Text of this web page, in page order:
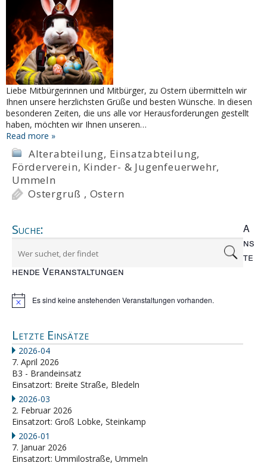
Liebe Mitbürgerinnen und Mitbürger, zu Ostern übermitteln wir
Ihnen unsere herzlichsten Grüße und besten Wünsche. In diesen
besonderen Zeiten, die uns alle vor Herausforderungen gestellt
haben, möchten wir Ihnen unseren…
Read more »
Alterabteilung, Einsatzabteilung,
Förderverein, Kinder- & Jugenfeuerwehr,
Ummeln
Ostergruß , Ostern
Suche:
A
ns
te
hende Veranstaltungen
HinweisEs sind keine anstehenden Veranstaltungen vorhanden.
Letzte Einsätze
2026-04
7. April 2026
B3 - Brandeinsatz
Einsatzort: Breite Straße, Bledeln
2026-03
2. Februar 2026
Einsatzort: Groß Lobke, Steinkamp
2026-01
7. Januar 2026
Einsatzort: Ummilostraße, Ummeln